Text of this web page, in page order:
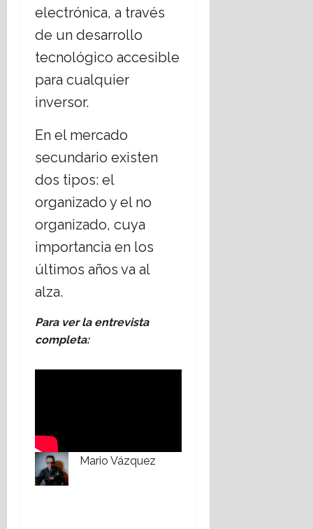
electrónica, a través
de un desarrollo
tecnológico accesible
para cualquier
inversor.
En el mercado
secundario existen
dos tipos: el
organizado y el no
organizado, cuya
importancia en los
últimos años va al
alza.
Para ver la entrevista
completa:
Mario Vázquez